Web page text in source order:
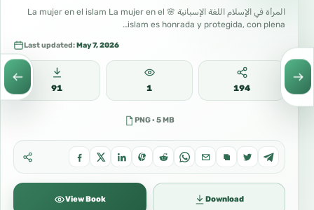
المرأة في الإسلام اللغة الإسبانية 🌸 La mujer en el islam La mujer en el
islam es honrada y protegida, con plena…
Last updated:May 7, 2026
91 1 194
PNG · 5 MB
View Book Download